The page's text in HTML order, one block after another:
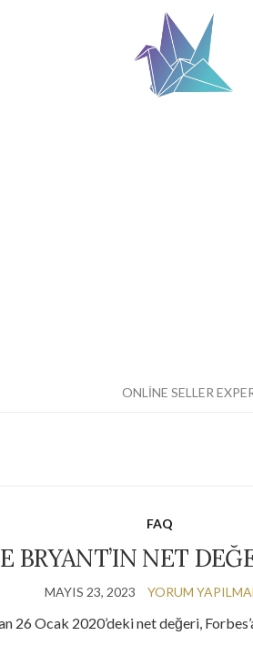
ONLINE SELLER
FAQ
BRYANT’IN NET
MAYIS 23, 2023 YORUM
26 Ocak 2020’deki net değeri,